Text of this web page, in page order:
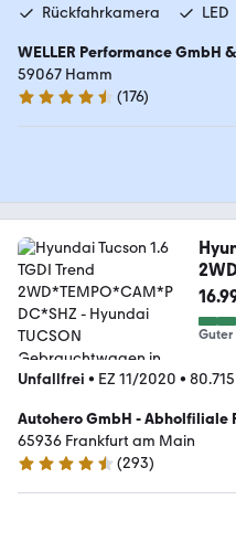
Rückfahrkamera LED
WELLER Performance GmbH
59067 Hamm
4.6 Sterne
(176)
Guter
Unfallfrei • EZ 11/2020 •
Autohero GmbH - Abholfiliale
65936 Frankfurt am Main
4.6 Sterne
(293)